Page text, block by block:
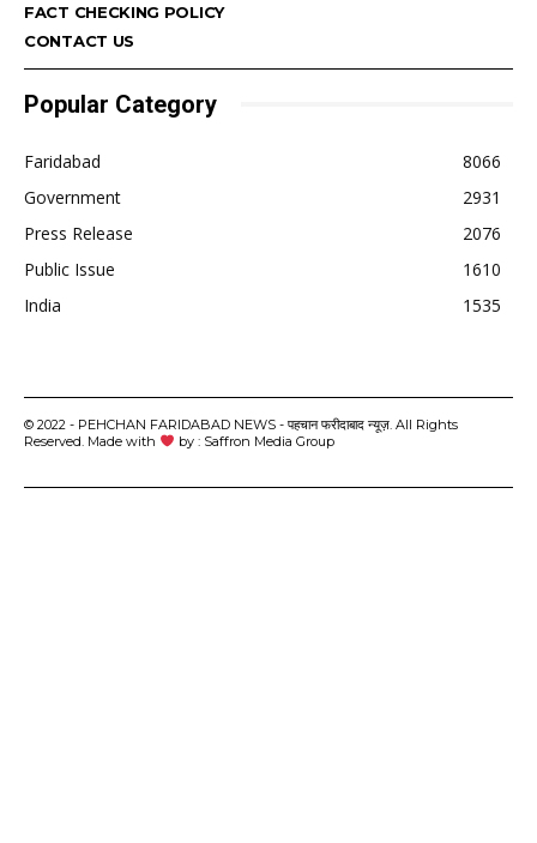
FACT CHECKING POLICY
CONTACT US
Popular Category
Faridabad
8066
Government
2931
Press Release
2076
Public Issue
1610
India
1535
© 2022 - PEHCHAN FARIDABAD NEWS - पहचान फरीदाबाद न्यूज़. All Rights
Reserved. Made with
by : Saffron Media Group